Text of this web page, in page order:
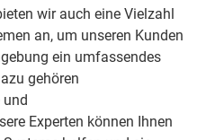
wir auch eine Vielzahl
an, um unseren Kunden
ein umfassendes
gehören
Experten können Ihnen